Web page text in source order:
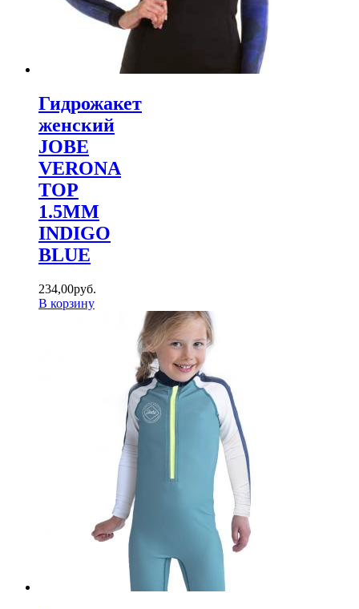
Гидрожакет
женский
JOBE
VERONA
TOP
1.5MM
INDIGO
BLUE
234,00руб.
В корзину